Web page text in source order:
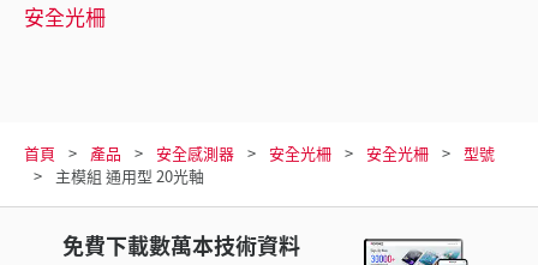
安全光柵
首頁 產品 安全感測器 安全光柵 安全光柵
型號
主模組 通用型 20光軸
免費下載數萬本技術資料